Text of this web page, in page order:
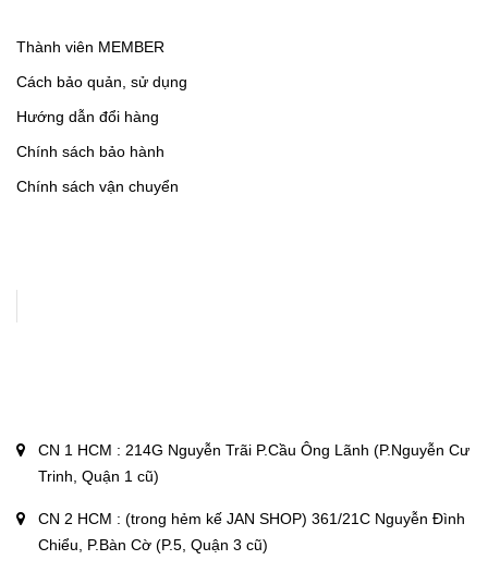
Thành viên MEMBER
Cách bảo quản, sử dụng
Hướng dẫn đổi hàng
Chính sách bảo hành
Chính sách vận chuyển
CN 1 HCM : 214G Nguyễn Trãi P.Cầu Ông Lãnh (P.Nguyễn Cư
Trinh, Quận 1 cũ)
CN 2 HCM : (trong hẻm kế JAN SHOP) 361/21C Nguyễn Đình
Chiểu, P.Bàn Cờ (P.5, Quận 3 cũ)